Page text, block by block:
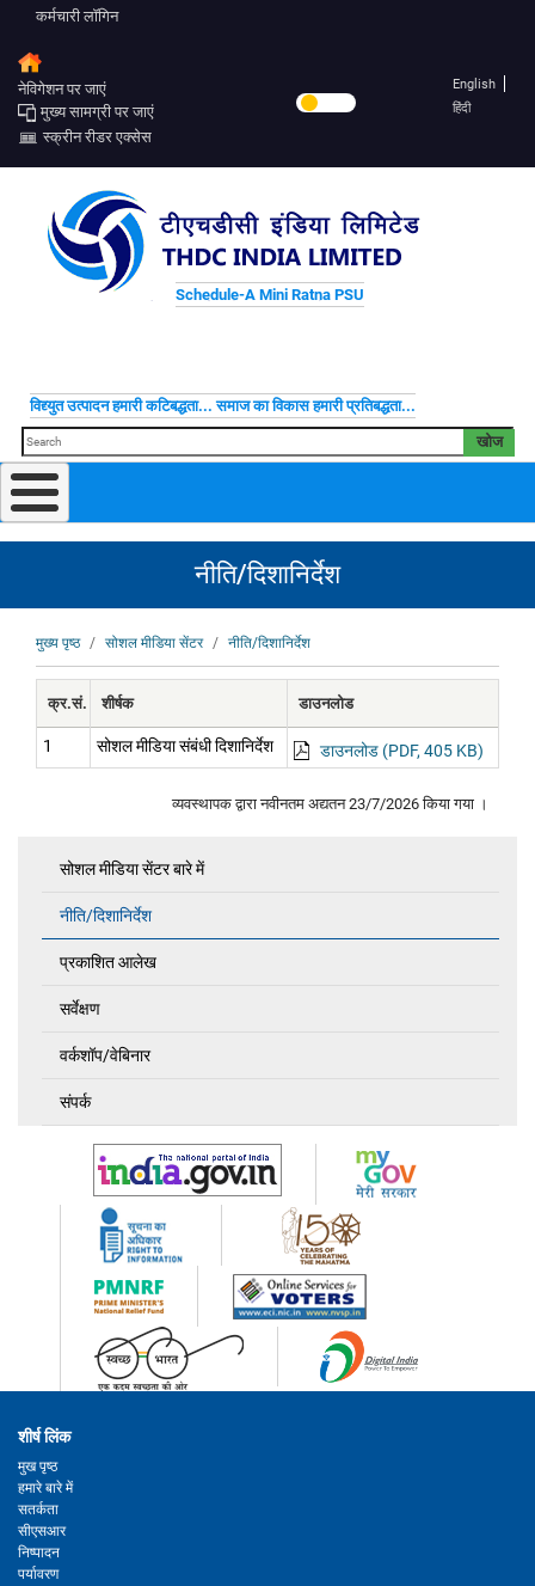
कर्मचारी लॉगिन
नेविगेशन पर जाएं
मुख्य सामग्री पर जाएं
स्क्रीन रीडर एक्सेस
English
हिंदी
Schedule-A Mini Ratna PSU
विद्द्युत उत्पादन हमारी कटिबद्धता... समाज का विकास हमारी प्रतिबद्धता...
खोज
नीति/दिशानिर्देश
पग
चिन्ह
मुख्य पृष्ठ सोशल मीडिया सेंटर नीति/दिशानिर्देश
क्र.सं. शीर्षक डाउनलोड
1 सोशल मीडिया संबंधी दिशानिर्देश डाउनलोड (PDF, 405 KB)
व्यवस्थापक द्वारा नवीनतम अद्यतन23/7/2026किया गया ।
Media
सोशल मीडिया सेंटर बारे में
नीति/दिशानिर्देश
प्रकाशित आलेख
सर्वेक्षण
वर्कशॉप/वेबिनार
संपर्क
शीर्ष लिंक
मुख पृष्ठ
हमारे बारे में
सतर्कता
सीएसआर
निष्पादन
पर्यावरण